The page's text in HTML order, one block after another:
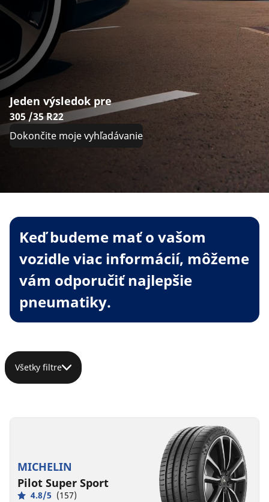
Jeden výsledok pre
305 /35 R22
Dokončite moje vyhľadávanie
Keď budeme mať o vašom
vozidle viac informácií, môžeme
vám odporučiť najlepšie
pneumatiky.
Všetky filtre
MICHELIN
Pilot Super Sport
4.8/5 (157)